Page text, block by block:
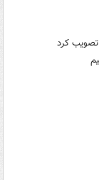
تصویب کرد